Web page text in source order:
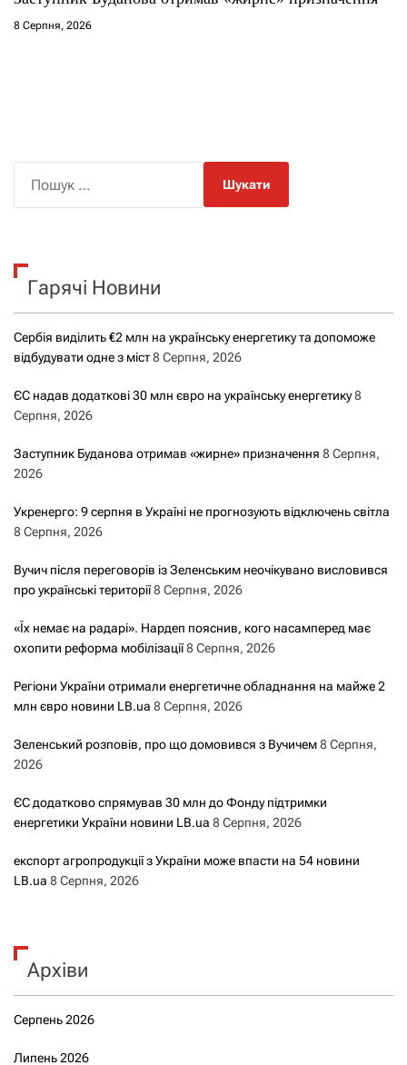
8 Серпня, 2026
к
Гарячі Новини
Сербія виділить €2 млн на українську енергетику та допоможе
відбудувати одне з міст8 Серпня, 2026
ЄС надав додаткові 30 млн євро на українську енергетику8
Серпня, 2026
Заступник Буданова отримав «жирне» призначення 8 Серпня,
2026
Укренерго: 9 серпня в Україні не прогнозують відключень світла
8 Серпня, 2026
Вучич після переговорів із Зеленським неочікувано висловився
про українські території8 Серпня, 2026
«Їх немає на радарі». Нардеп пояснив, кого насамперед має
охопити реформа мобілізації8 Серпня, 2026
Регіони України отримали енергетичне обладнання на майже 2
млн євро новини LB.ua 8 Серпня, 2026
Зеленський розповів, про що домовився з Вучичем8 Серпня,
2026
ЄС додатково спрямував 30 млн до Фонду підтримки
енергетики України новини LB.ua 8 Серпня, 2026
експорт агропродукції з України може впасти на 54 новини
LB.ua 8 Серпня, 2026
Архіви
Серпень 2026
Липень 2026